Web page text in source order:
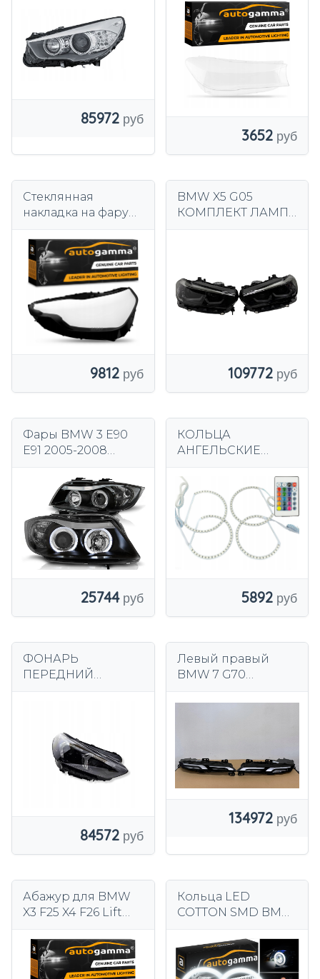
85972
G12 (15-18) Правое
3652
Стеклянная
накладка на фару
(2022+) Левая
9812
BMW X5 G05
КОМПЛЕКТ ЛАМП
5A27986 5A27985
109772
Фары BMW 3 E90
E91 2005-2008
передние H7/H1
светодиодные
кольца
25744
КОЛЬЦА
АНГЕЛЬСКИЕ
LED RGB SMD 16
ЦВЕТОВ E36 E38
E39 E46 131 мм 146
мм
5892
ФОНАРЬ
ПЕРЕДНИЙ
ОРИГИНАЛ
84572
Левый правый
BMW 7 G70
дневные ходовые
134972
Абажур для BMW
X3 F25 X4 F26 Lift
Кольца LED
COTTON SMD BMW
света